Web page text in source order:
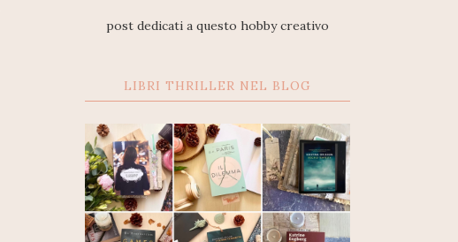
post dedicati a questo hobby creativo
LIBRI THRILLER NEL BLOG